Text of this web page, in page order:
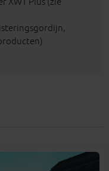
XWT Plus (zie